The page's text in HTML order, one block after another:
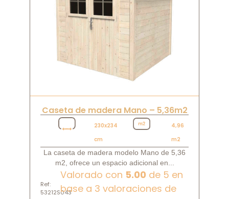
Caseta de madera Mano – 5,36m2
230x234
cm
4,96
m2
La caseta de madera modelo Mano de 5,36
m2, ofrece un espacio adicional en...
Ref:
53212S043
Valorado con 5.00 de 5 en
base a 3 valoraciones de